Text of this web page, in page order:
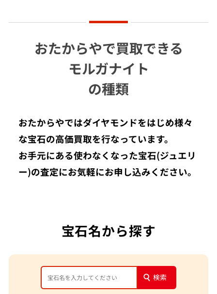
おたからやで買取できる
モルガナイト
の種類
おたからやではダイヤモンドをはじめ様々
な宝石の高価買取を行なっています。
お手元にある使わなくなった宝石(ジュエリ
ー)の査定にお気軽にお申し込みください。
宝石名から探す
検索